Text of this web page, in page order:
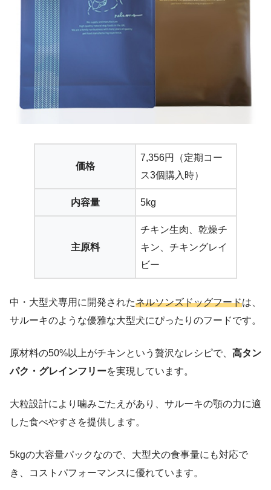
価格
7,356円（定期コー
ス3個購入時）
内容量 5kg
主原料
チキン生肉、乾燥チ
キン、チキングレイ
ビー
中・大型犬専用に開発されたネルソンズドッグフードは、
サルーキのような優雅な大型犬にぴったりのフードです。
原材料の50%以上がチキンという贅沢なレシピで、 高タン
パク・グレインフリーを実現しています。
大粒設計により噛みごたえがあり、サルーキの顎の力に適
した食べやすさを提供します。
5kgの大容量パックなので、大型犬の食事量にも対応で
き、コストパフォーマンスに優れています。